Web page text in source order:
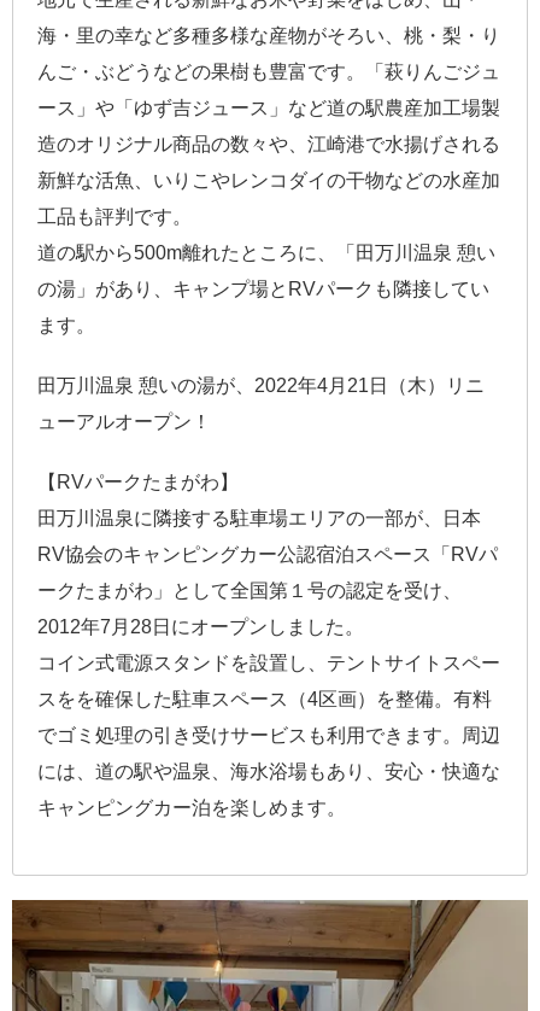
海・里の幸など多種多様な産物がそろい、桃・梨・り
んご・ぶどうなどの果樹も豊富です。「萩りんごジュ
ース」や「ゆず吉ジュース」など道の駅農産加工場製
造のオリジナル商品の数々や、江崎港で水揚げされる
新鮮な活魚、いりこやレンコダイの干物などの水産加
工品も評判です。
道の駅から500m離れたところに、「田万川温泉 憩い
の湯」があり、キャンプ場とRVパークも隣接してい
ます。
田万川温泉 憩いの湯が、2022年4月21日（木）リニ
ューアルオープン！
【RVパークたまがわ】
田万川温泉に隣接する駐車場エリアの一部が、日本
RV協会のキャンピングカー公認宿泊スペース「RVパ
ークたまがわ」として全国第１号の認定を受け、
2012年7月28日にオープンしました。
コイン式電源スタンドを設置し、テントサイトスペー
スをを確保した駐車スペース（4区画）を整備。有料
でゴミ処理の引き受けサービスも利用できます。周辺
には、道の駅や温泉、海水浴場もあり、安心・快適な
キャンピングカー泊を楽しめます。